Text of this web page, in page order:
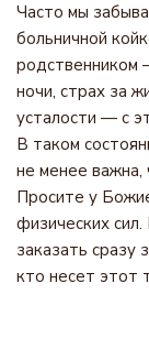
Часто мы
больничной
ночи, страх за
усталости — с
В таком
не менее важна,
Просите у
физических
заказать сразу
кто несет этот